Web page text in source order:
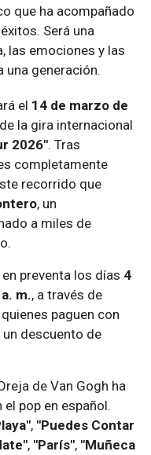
que ha acompañado
Será una
las emociones y las
una generación.
el 14 de marzo de
la gira internacional
2026". Tras
completamente
recorrido que
, un
a miles de
preventa los días 4
m., a través de
paguen con
un descuento de
de Van Gogh ha
pop en español.
, "Puedes Contar
, "París", "Muñeca